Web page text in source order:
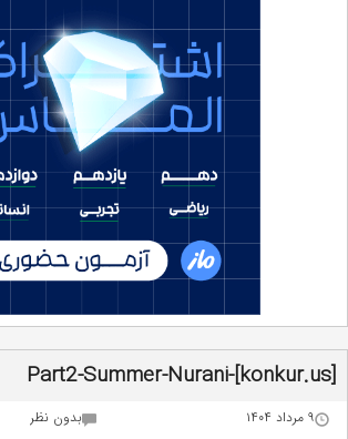
Part2-Summer-Nurani-[konkur.us]
۹ مرداد ۱۴۰۴
بدون نظر